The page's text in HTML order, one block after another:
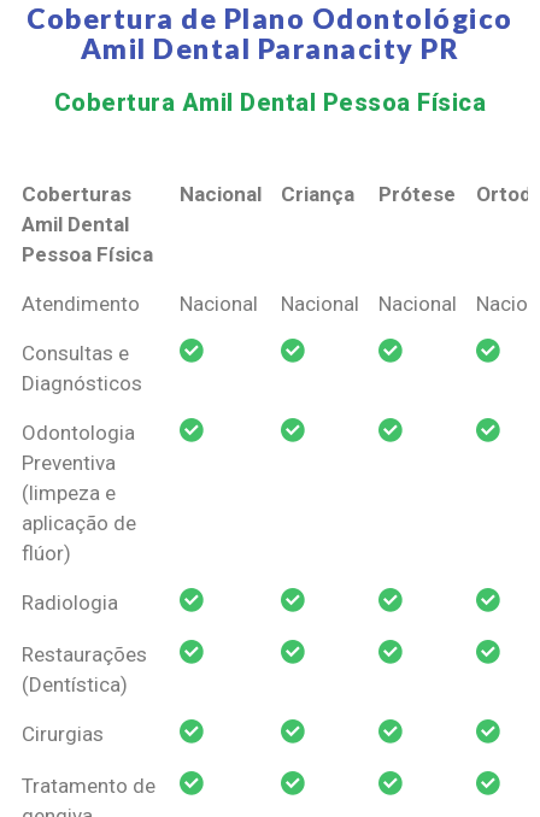
Cobertura de Plano Odontológico
Amil Dental Paranacity PR
Cobertura Amil Dental Pessoa Física​
Coberturas
Amil Dental
Pessoa Física
Nacional Criança Prótese
Coberturas
Pessoa Física
Nacional Criança Prótese
Atendimento Nacional Nacional Nacional
Consultas e
Diagnósticos
Odontologia
Preventiva
(limpeza e
aplicação de
flúor)
Radiologia
Restaurações
(Dentística)
Cirurgias
Tratamento de